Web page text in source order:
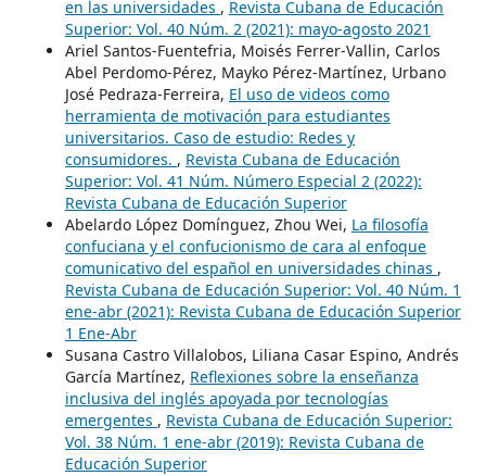
en las universidades , Revista Cubana de Educación
Superior: Vol. 40 Núm. 2 (2021): mayo-agosto 2021
Ariel Santos-Fuentefria, Moisés Ferrer-Vallin, Carlos
Abel Perdomo-Pérez, Mayko Pérez-Martínez, Urbano
José Pedraza-Ferreira, El uso de videos como
herramienta de motivación para estudiantes
universitarios. Caso de estudio: Redes y
consumidores. , Revista Cubana de Educación
Superior: Vol. 41 Núm. Número Especial 2 (2022):
Revista Cubana de Educación Superior
Abelardo López Domínguez, Zhou Wei, La filosofía
confuciana y el confucionismo de cara al enfoque
comunicativo del español en universidades chinas ,
Revista Cubana de Educación Superior: Vol. 40 Núm. 1
ene-abr (2021): Revista Cubana de Educación Superior
1 Ene-Abr
Susana Castro Villalobos, Liliana Casar Espino, Andrés
García Martínez, Reflexiones sobre la enseñanza
inclusiva del inglés apoyada por tecnologías
emergentes , Revista Cubana de Educación Superior:
Vol. 38 Núm. 1 ene-abr (2019): Revista Cubana de
Educación Superior